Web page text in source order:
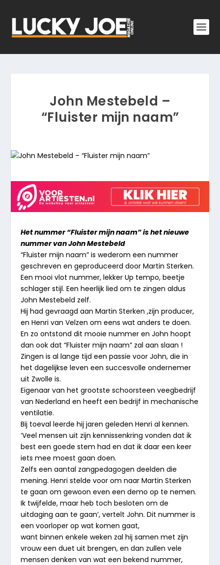
John Mestebeld –
“Fluister mijn naam”
Het nummer “Fluister mijn naam” is het nieuwe
nummer van John Mestebeld
“Fluister mijn naam” is wederom een nummer
geschreven en geproduceerd door Martin Sterken.
Een mooi vlot nummer, lekker Up tempo, beetje
schlager stijl. Een heerlijk lied om te zingen aldus
John Mestebeld zelf.
Hij had gevraagd aan Martin Sterken ,zijn producer,
en Henri van Velzen om eens wat anders te doen.
En zo ontstond dit mooie nummer en John hoopt
dan ook dat “Fluister mijn naam” zal aan slaan !
Zingen is al lange tijd een passie voor John, die in
het dagelijkse leven een succesvolle ondernemer
uit Zwolle is.
Eigenaar van het grootste schoorsteen veegbedrijf
van Nederland en heeft een bedrijf in mechanische
ventilatie.
Bij toeval leerde hij jaren geleden Henri al kennen.
‘Veel mensen uit zijn kennissenkring vonden dat ik
best een goede stem had en dat ik daar een keer
iets mee moest gaan doen.
Zelfs een aantal zangpedagogen deelden die
mening. Henri stelde voor om naar Martin Sterken
te gaan om gewoon even een demo op te nemen.
Ik twijfelde, maar heb toch besloten om de
uitdaging aan te gaan’, vertelt John. Dit nummer is
een voorloper op wat komen gaat,
want binnen enkele weken zal hij samen met zijn
vrouw een duet uit brengen, en dan zullen vele
mensen denken van wat een bekend nummer,